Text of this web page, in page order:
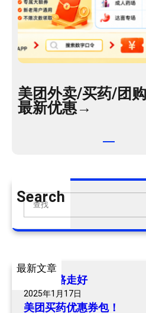
美团外卖/买药/团
最新优惠→
Search
S
a
h
最新文章
爷爷一路走好
2025年1月17日
美团买药优惠券包！